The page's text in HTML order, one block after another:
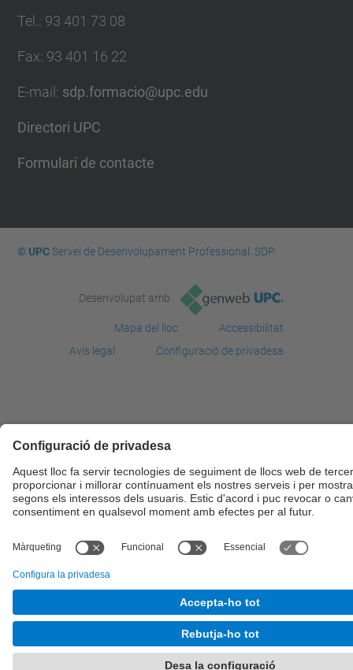
Tel. : 93 401 73 08
Fax: 93 401 16 22
E-mail : sdp.formacio@upc.edu
Directori UPC
Formulari de contacte
© UPCServei de Desenvolupament Professional. SDP.
Desenvolupat amb
Mapa del lloc
Accessibilitat
Avís legal
Configuració de privadesa